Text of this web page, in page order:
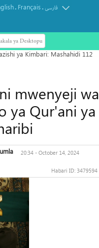
. Français.فارسی
ya Desktopu
mwenyeji wa
ya Qur'ani ya
20:34 - October 14, 2024
Habari ID: 3479594